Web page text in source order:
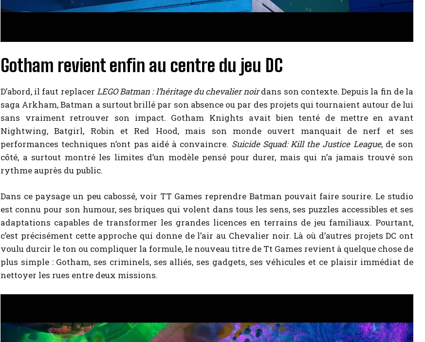
Gotham revient enfin au centre du jeu DC
D’abord, il faut replacer LEGO Batman : l’héritage du chevalier noirdans son contexte. Depuis la fin de la
saga Arkham, Batman a surtout brillé par son absence ou par des projets qui tournaient autour de lui
sans vraiment retrouver son impact. Gotham Knights avait bien tenté de mettre en avant
Nightwing, Batgirl, Robin et Red Hood, mais son monde ouvert manquait de nerf et ses
performances techniques n’ont pas aidé à convaincre. Suicide Squad: Kill the Justice League, de son
côté, a surtout montré les limites d’un modèle pensé pour durer, mais qui n’a jamais trouvé son
rythme auprès du public.
Dans ce paysage un peu cabossé, voir TT Games reprendre Batman pouvait faire sourire. Le studio
est connu pour son humour, ses briques qui volent dans tous les sens, ses puzzles accessibles et ses
adaptations capables de transformer les grandes licences en terrains de jeu familiaux. Pourtant,
c’est précisément cette approche qui donne de l’air au Chevalier noir. Là où d’autres projets DC ont
voulu durcir le ton ou compliquer la formule, le nouveau titre de Tt Games revient à quelque chose de
plus simple : Gotham, ses criminels, ses alliés, ses gadgets, ses véhicules et ce plaisir immédiat de
nettoyer les rues entre deux missions.